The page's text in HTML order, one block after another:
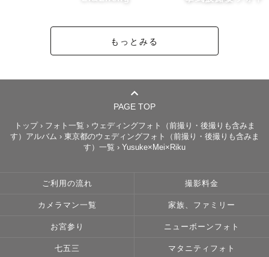
※内訳：基本料金 23,800円＋指名料15,000円
・撮影: 1.5時間程/納品枚数100枚以上
み）、和装撮影、入籍フォト、学校フォト等
◾️ 七五三・カップル・ファミリー・プロフィール撮影・卒
業式フォト
スタンダードプラン
※内訳：基本料金 23,800円＋指名料15,000円
・撮影: 1.5時間程/納品枚数100枚以上
もっとみる
PAGE TOP
トップ› フォト一覧 › ウェディングフォト（前撮り・後撮りも含みま
す）アルバム › 東京都のウェディングフォト（前撮り・後撮りも含みま
す）一覧 › Yusuke×Mei×Riku
ご利用の流れ 撮影料金
カメラマン一覧 家族、ファミリー
お宮参り ニューボーンフォト
七五三 マタニティフォト